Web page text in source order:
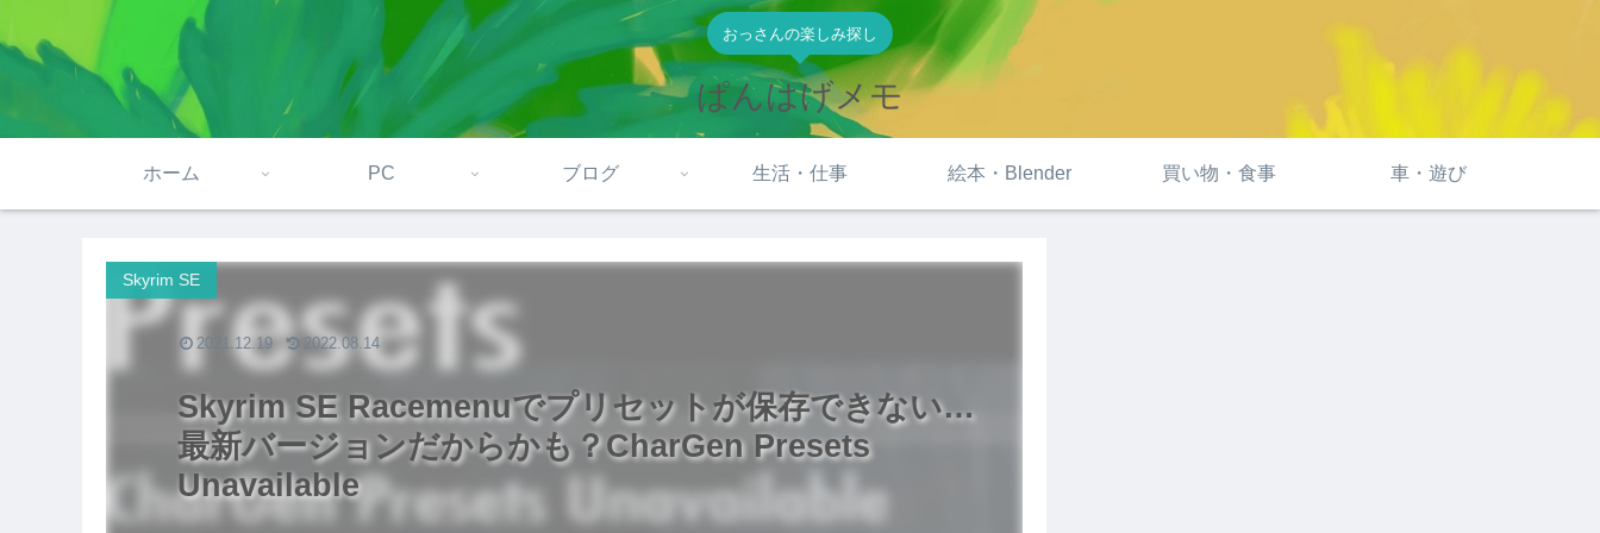
おっさんの楽しみ探し
ぱんはげメモ
ホーム PC ブログ 生活・仕事 絵本・Blender 買い物・食事 車・遊び
Skyrim SE Racemenuでプリセットが保存できない…
最新バージョンだからかも？CharGen Presets
Unavailable
Skyrim SE
2021.12.19 2022.08.14